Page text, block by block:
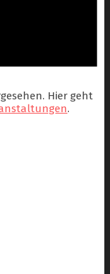
Hier geht
.